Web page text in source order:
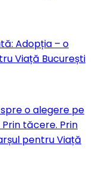
Adopția – o
Viață București
o alegere pe
tăcere. Prin
pentru Viață